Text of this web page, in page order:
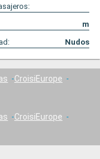
m
Nudos
CroisiEurope
CroisiEurope